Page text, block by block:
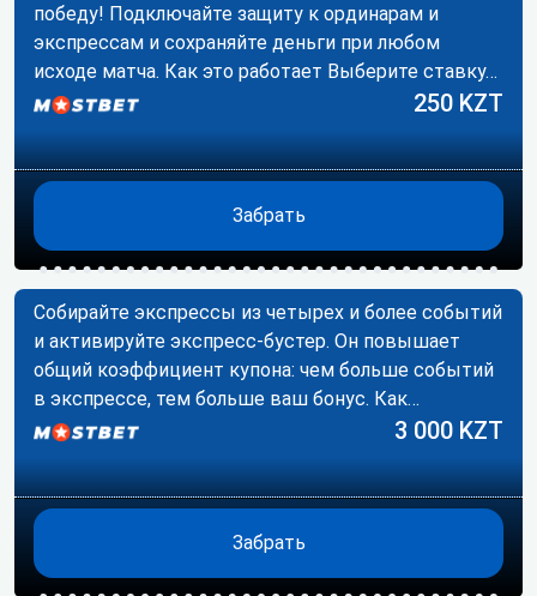
победу! Подключайте защиту к ординарам и
экспрессам и сохраняйте деньги при любом
исходе матча. Как это работает Выберите ставку…
250 KZT
Забрать
Собирайте экспрессы из четырех и более событий
и активируйте экспресс-бустер. Он повышает
общий коэффициент купона: чем больше событий
в экспрессе, тем больше ваш бонус. Как…
3 000 KZT
Забрать